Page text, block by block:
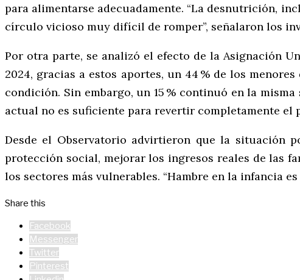
para alimentarse adecuadamente. “La desnutrición,
círculo vicioso muy difícil de romper”, señalaron los
Por otra parte, se analizó el efecto de la Asignación
2024, gracias a estos aportes, un 44 % de los
condición. Sin embargo, un 15 % continuó en la
actual no es suficiente para revertir completamente el
Desde el Observatorio advirtieron que la situación
protección social, mejorar los ingresos reales de las
los sectores más vulnerables. “Hambre en la infancia
Share this
Facebook
Messenger
Twitter
Pinterest